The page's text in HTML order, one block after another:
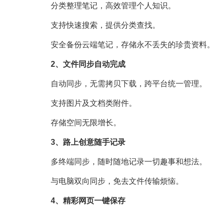
分类整理笔记，高效管理个人知识。
支持快速搜索，提供分类查找。
安全备份云端笔记，存储永不丢失的珍贵资料。
2、文件同步自动完成
自动同步，无需拷贝下载，跨平台统一管理。
支持图片及文档类附件。
存储空间无限增长。
3、路上创意随手记录
多终端同步，随时随地记录一切趣事和想法。
与电脑双向同步，免去文件传输烦恼。
4、精彩网页一键保存